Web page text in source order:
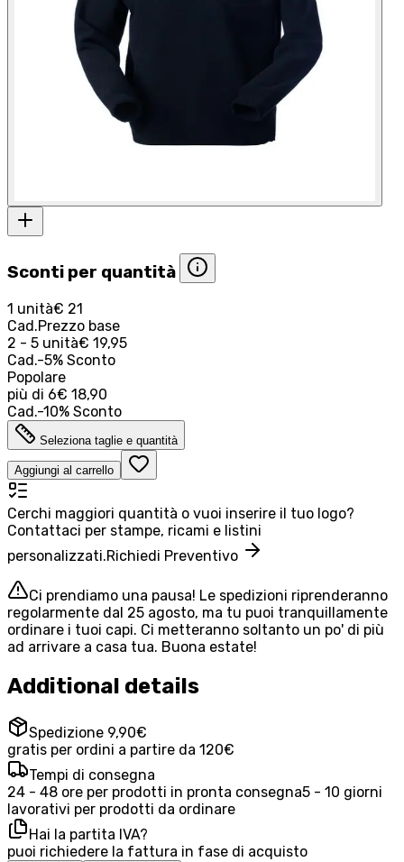
Sconti per quantità
1 unità€ 21
Cad.Prezzo base
2 - 5 unità€ 19,95
Cad.-5% Sconto
Popolare
più di 6€ 18,90
Cad.-10% Sconto
Seleziona taglie e quantità
Aggiungi al carrello
Cerchi maggiori quantità o vuoi inserire il tuo logo?
Contattaci per stampe, ricami e listini
personalizzati.Richiedi Preventivo
Ci prendiamo una pausa! Le spedizioni riprenderanno
regolarmente dal 25 agosto, ma tu puoi tranquillamente
ordinare i tuoi capi. Ci metteranno soltanto un po' di più
ad arrivare a casa tua. Buona estate!
Additional details
Spedizione 9,90€
gratis per ordini a partire da 120€
Tempi di consegna
24 - 48 ore per prodotti in pronta consegna5 - 10 giorni
lavorativi per prodotti da ordinare
Hai la partita IVA?
puoi richiedere la fattura in fase di acquisto